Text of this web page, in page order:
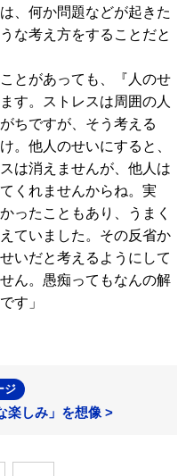
、何か問題などが起きた
な考え方をすることだと
とがあっても、『人のせ
す。ストレスは周囲の人
ちですが、そう考える
。他人のせいにすると、
は消えませんが、他人は
くれませんからね。実
ったこともあり、うまく
ていました。その反省か
いだと考えるようにして
ん。愚痴ってもなんの解
す」
ジ
楽しみ」を想像 >